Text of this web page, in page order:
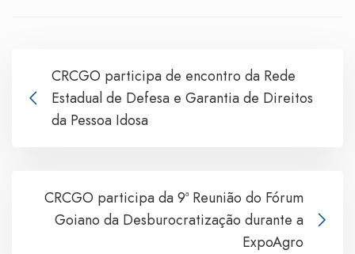
CRCGO participa de encontro da Rede
Estadual de Defesa e Garantia de Direitos
da Pessoa Idosa
CRCGO participa da 9ª Reunião do Fórum
Goiano da Desburocratização durante a
ExpoAgro